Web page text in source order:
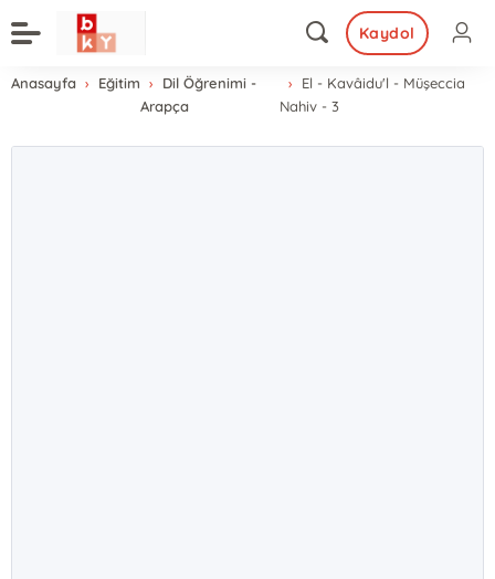
Kaydol
Anasayfa Eğitim
Dil Öğrenimi -
Arapça
El - Kavâidu'l - Müşeccia
Nahiv - 3